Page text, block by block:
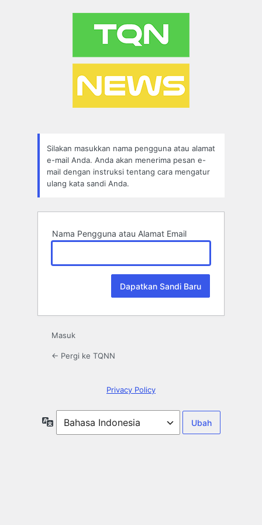
Silakan masukkan nama pengguna atau alamat
e-mail Anda. Anda akan menerima pesan e-
mail dengan instruksi tentang cara mengatur
ulang kata sandi Anda.
Nama Pengguna atau Alamat Email
Masuk
← Pergi ke TQNN
Privacy Policy
Bahasa